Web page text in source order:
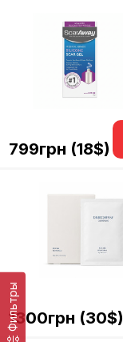
Фильтры
799грн (18$)
1300грн (30$)